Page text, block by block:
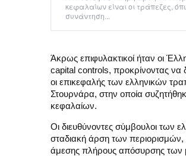
κεφαλαίων είναι οι τράπεζες,
συνάντηση...
Άκρως επιφυλακτικοί ήταν οι
capital controls, προκρίνοντας
οι επικεφαλής των ελληνικών
Στουρνάρα, στην οποία
κεφαλαίων.
Οι διευθύνοντες σύμβουλοι των
σταδιακή άρση των
άμεσης πλήρους απόσυρσης των